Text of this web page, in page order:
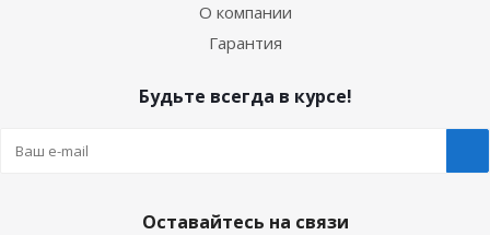
О компании
Гарантия
Будьте всегда в курсе!
Оставайтесь на связи